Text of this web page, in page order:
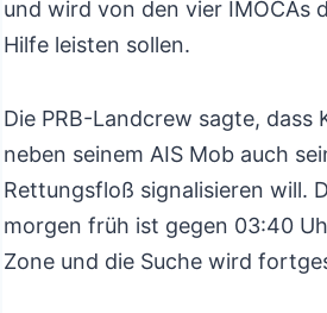
und wird von den vier IMOCAs
Hilfe leisten sollen.
Die PRB-Landcrew sagte, dass
neben seinem AIS Mob auch
Rettungsfloß signalisieren will.
morgen früh ist gegen 03:40
Zone und die Suche wird